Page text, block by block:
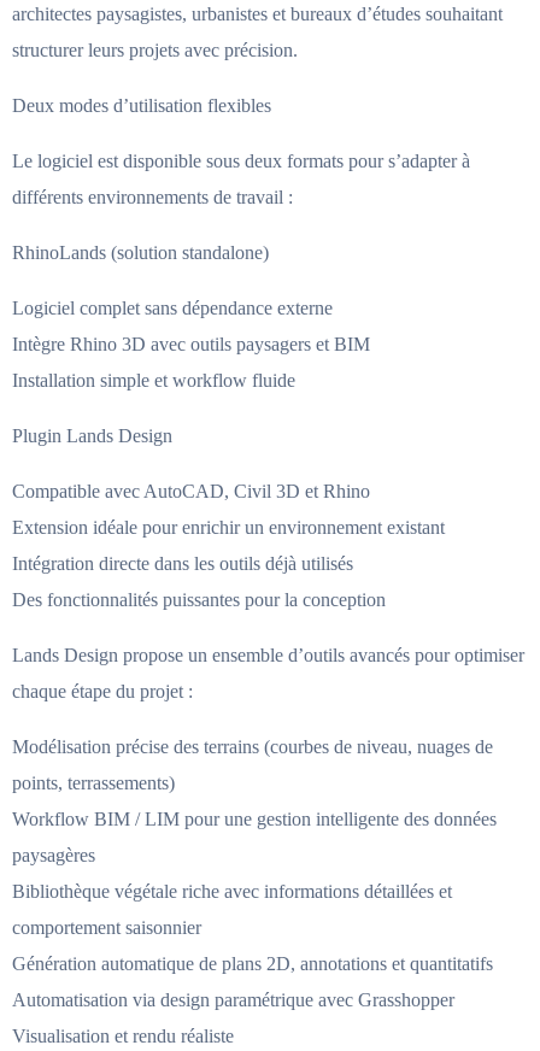
architectes paysagistes, urbanistes et bureaux d’études souhaitant
structurer leurs projets avec précision.
Deux modes d’utilisation flexibles
Le logiciel est disponible sous deux formats pour s’adapter à
différents environnements de travail :
RhinoLands (solution standalone)
Logiciel complet sans dépendance externe
Intègre Rhino 3D avec outils paysagers et BIM
Installation simple et workflow fluide
Plugin Lands Design
Compatible avec AutoCAD, Civil 3D et Rhino
Extension idéale pour enrichir un environnement existant
Intégration directe dans les outils déjà utilisés
Des fonctionnalités puissantes pour la conception
Lands Design propose un ensemble d’outils avancés pour optimiser
chaque étape du projet :
Modélisation précise des terrains (courbes de niveau, nuages de
points, terrassements)
Workflow BIM / LIM pour une gestion intelligente des données
paysagères
Bibliothèque végétale riche avec informations détaillées et
comportement saisonnier
Génération automatique de plans 2D, annotations et quantitatifs
Automatisation via design paramétrique avec Grasshopper
Visualisation et rendu réaliste